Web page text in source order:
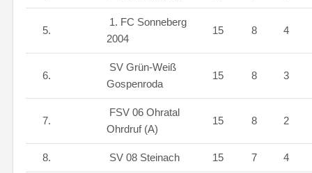
5.
1. FC Sonneberg
2004
15 8 4
6.
SV Grün-Weiß
Gospenroda
15 8 3
7.
FSV 06 Ohratal
Ohrdruf (A)
15 8 2
8. SV 08 Steinach 15 7 4